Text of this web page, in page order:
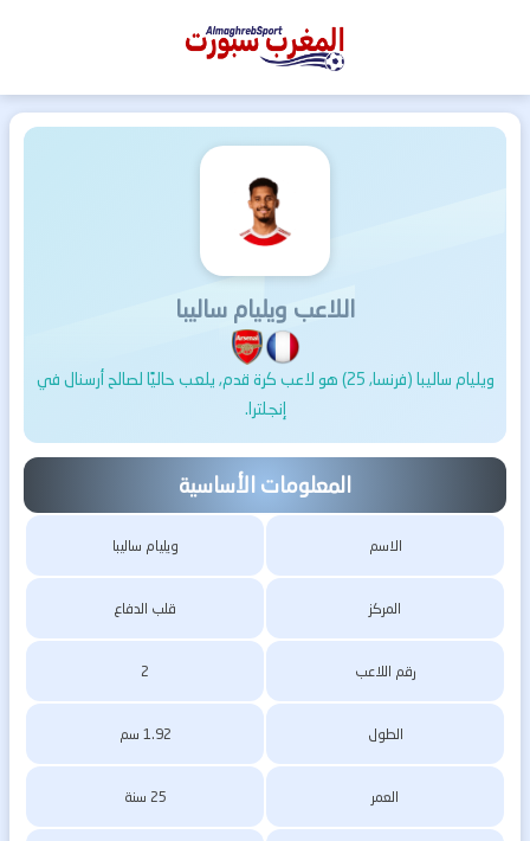
المغرب
اللاعب ويليام ساليبا
ويليام ساليبا (فرنسا, 25) هو لاعب كرة قدم, يلعب حاليًا لصالح أرسنال في
إنجلترا.
المعلومات الأساسية
الاسم ويليام ساليبا
المركز قلب الدفاع
رقم اللاعب 2
الطول 1.92 سم
العمر 25 سنة